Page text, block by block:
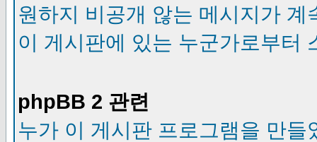
원하지 비공개 않는 메시지가 계
이 게시판에 있는 누군가로부터
phpBB 2 관련
누가 이 게시판 프로그램을 만들